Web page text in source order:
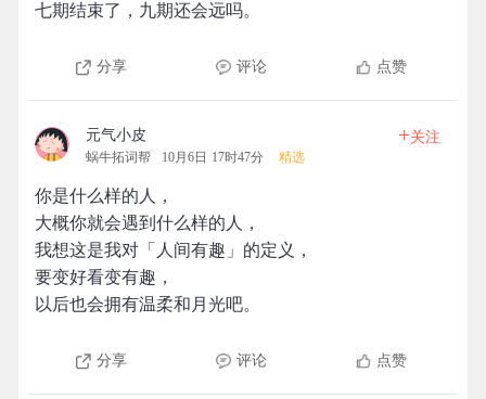
七期结束了，九期还会远吗。
分享 评论 点赞
元气小皮
蜗牛拓词帮 10月6日 17时47分 精选
+关注
你是什么样的人，
大概你就会遇到什么样的人，
我想这是我对「人间有趣」的定义，
要变好看变有趣，
以后也会拥有温柔和月光吧。 ​​​
分享 评论 点赞